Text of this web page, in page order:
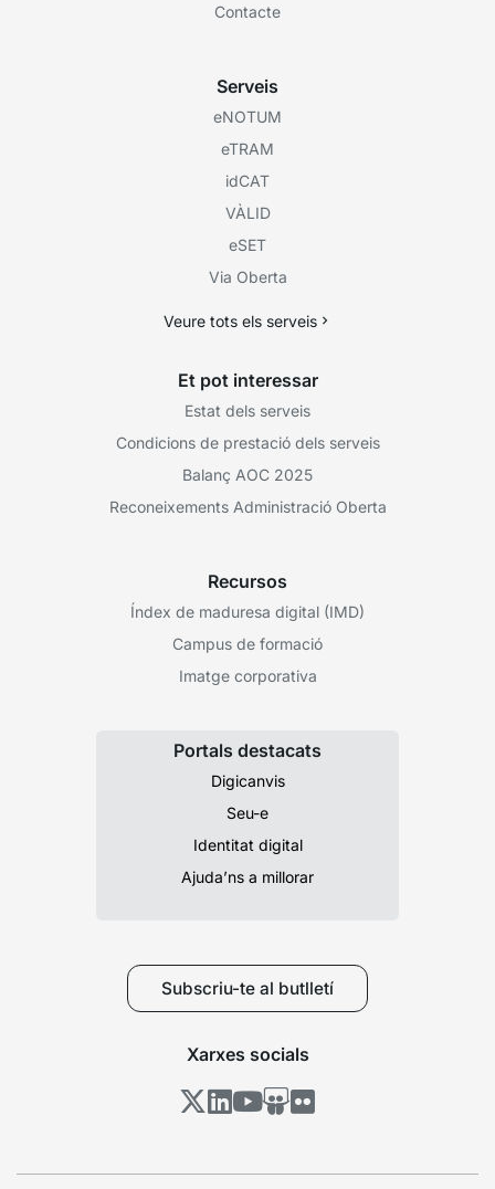
Contacte
Serveis
eNOTUM
eTRAM
idCAT
VÀLID
eSET
Via Oberta
Veure tots els serveis
Et pot interessar
Estat dels serveis
Condicions de prestació dels serveis
Balanç AOC 2025
Reconeixements Administració Oberta
Recursos
Índex de maduresa digital (IMD)
Campus de formació
Imatge corporativa
Portals destacats
Digicanvis
Seu-e
Identitat digital
Ajuda’ns a millorar
Subscriu-te al butlletí
Xarxes socials